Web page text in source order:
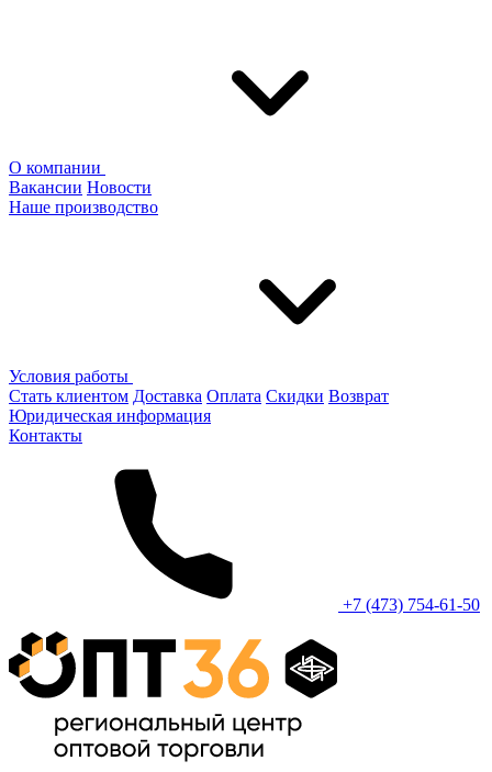
О компании
Вакансии Новости
Наше производство
Условия работы
Стать клиентом Доставка Оплата Скидки Возврат
Юридическая информация
Контакты
+7 (473) 754-61-50